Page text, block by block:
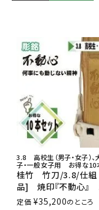
3.8 高校生（男子・女子）
子・一般女子用 お得な10
桂竹 竹刀/3.8/仕
品] 焼印『不動心』
定価 ¥35,200のところ